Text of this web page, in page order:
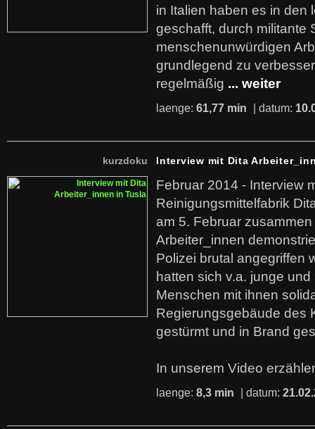
in Italien haben es in den
geschafft, durch militante
menschenunwürdigen
grundlegend zu
regelmäßig ... weiter
laenge: 61,77 min | datum:
kurzdoku Interview mit Dita
Februar 2014 - Interview
Reinigungsmittelfabrik
am 5. Februar
Arbeiter_innen
Polizei brutal angegriffen
hatten sich v.a. junge
Menschen mit ihnen
Regierungsgebäude des
gestürmt und in Brand
In unserem Video
laenge: 8,3 min | datum: